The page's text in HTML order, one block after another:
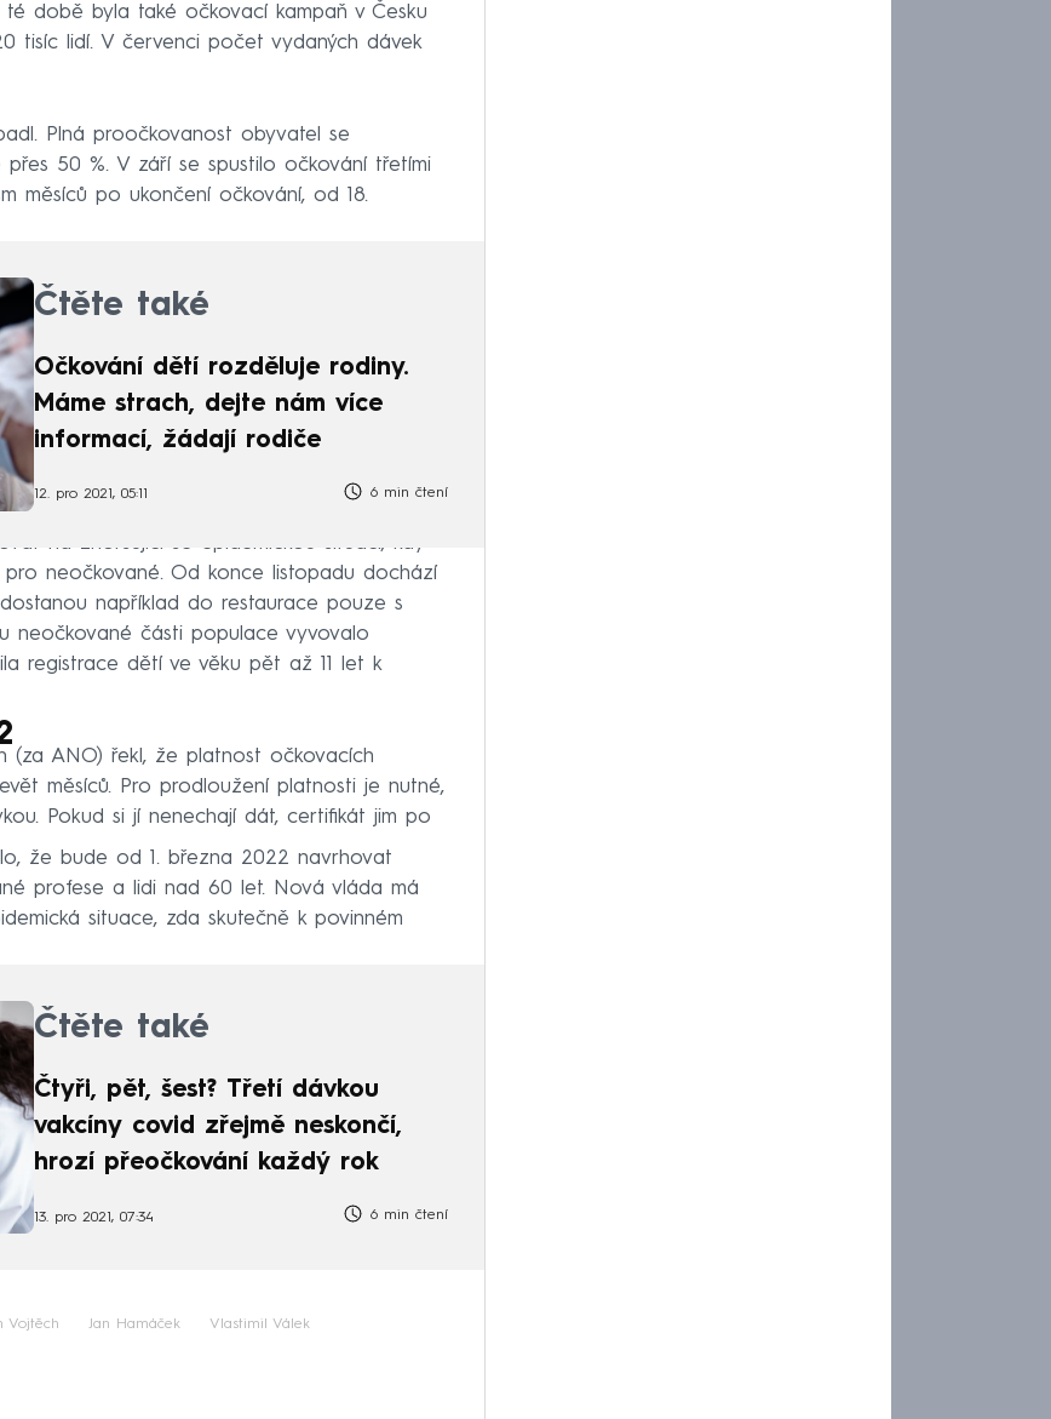
době byla také očkovací kampaň v Česku
tisíc lidí. V červenci počet vydaných dávek
Plná proočkovanost obyvatel se
50 %. V září se spustilo očkování třetími
měsíců po ukončení očkování, od 18.
Čtěte také
Očkování dětí rozděluje rodiny.
Máme strach, dejte nám více
informací, žádají rodiče
12. pro 2021, 05:11 6 min čtení
na zhoršující se epidemickou situaci, kdy
neočkované. Od konce listopadu dochází
například do restaurace pouze s
neočkované části populace vyvovalo
registrace dětí ve věku pět až 11 let k
(za ANO) řekl, že platnost očkovacích
měsíců. Pro prodloužení platnosti je nutné,
Pokud si jí nenechají dát, certifikát jim po
že bude od 1. března 2022 navrhovat
profese a lidi nad 60 let. Nová vláda má
situace, zda skutečně k povinném
Čtěte také
Čtyři, pět, šest? Třetí dávkou
vakcíny covid zřejmě neskončí,
hrozí přeočkování každý rok
13. pro 2021, 07:34 6 min čtení
Vojtěch Jan Hamáček Vlastimil Válek